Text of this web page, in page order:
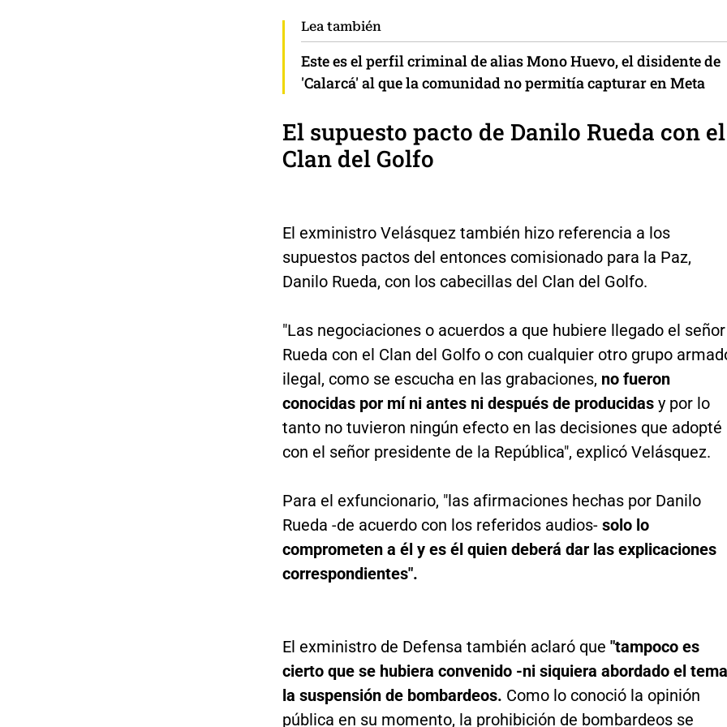
Lea también
Este es el perfil criminal de alias Mono Huevo, el disidente de
'Calarcá' al que la comunidad no permitía capturar en Meta
El supuesto pacto de Danilo Rueda con el
Clan del Golfo
El exministro Velásquez también hizo referencia a los
supuestos pactos del entonces comisionado para la Paz,
Danilo Rueda, con los cabecillas del Clan del Golfo.
"Las negociaciones o acuerdos a que hubiere llegado el señor
Rueda con el Clan del Golfo o con cualquier otro grupo
ilegal, como se escucha en las grabaciones, no fueron
conocidas por mí ni antes ni después de producidasy por lo
tanto no tuvieron ningún efecto en las decisiones que adopté
con el señor presidente de la República", explicó Velásquez.
Para el exfuncionario, "las afirmaciones hechas por Danilo
Rueda -de acuerdo con los referidos audios- solo lo
comprometen a él y es él quien deberá dar las explicaciones
correspondientes".
El exministro de Defensa también aclaró que "tampoco es
cierto que se hubiera convenido -ni siquiera abordado el
la suspensión de bombardeos. Como lo conoció la opinión
pública en su momento, la prohibición de bombardeos se